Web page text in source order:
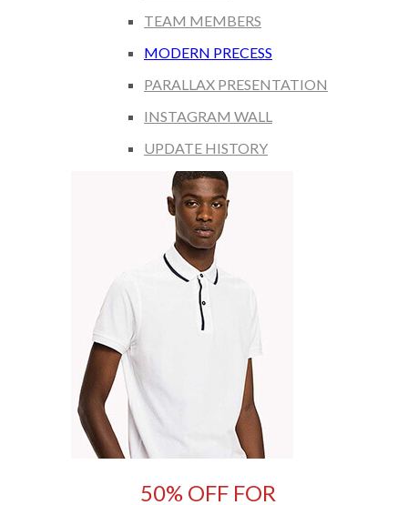
TEAM MEMBERS
MODERN PRECESS
PARALLAX PRESENTATION
INSTAGRAM WALL
UPDATE HISTORY
50% OFF FOR